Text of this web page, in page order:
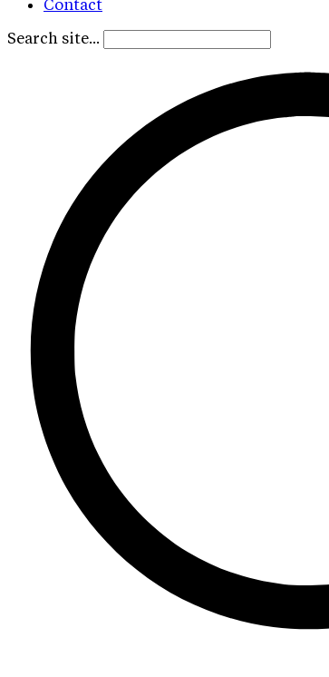
Contact
Search site...